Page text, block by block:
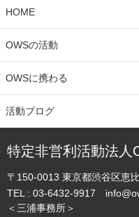
HOME
OWSの活動
OWSに携わる
活動ブログ
特定非営利活動法人
〒150-0013 東京都渋谷区恵
TEL : 03-6432-9917
＜三浦事務所＞